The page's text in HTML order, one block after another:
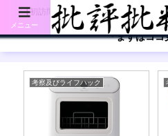
【初訪問の方は、下記の「まずはココ
「まずはココ
考察及びライフハック
メニュー